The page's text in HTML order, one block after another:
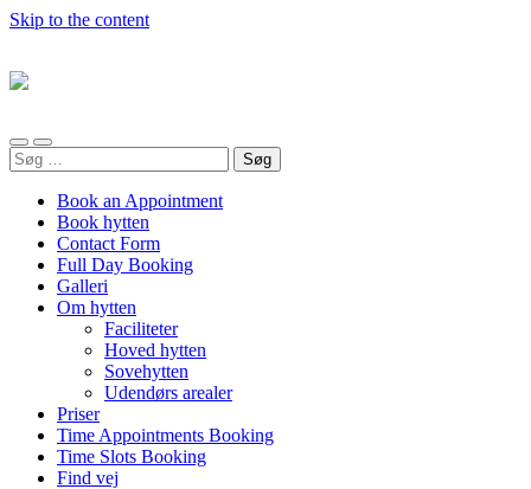
Skip to the content
Toggle
mobile
Toggle
search
Søg
efter:
Book an Appointment
Book hytten
Contact Form
Full Day Booking
Galleri
Om hytten
Faciliteter
Hoved hytten
Sovehytten
Udendørs arealer
Priser
Time Appointments Booking
Time Slots Booking
Find vej